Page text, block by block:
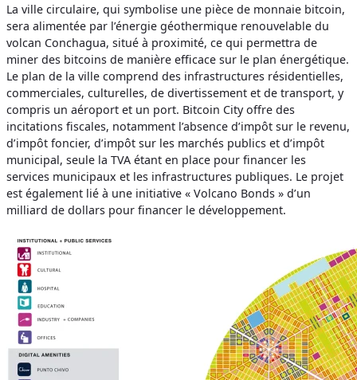
La ville circulaire, qui symbolise une pièce de monnaie bitcoin,
sera alimentée par l’énergie géothermique renouvelable du
volcan Conchagua, situé à proximité, ce qui permettra de
miner des bitcoins de manière efficace sur le plan énergétique.
Le plan de la ville comprend des infrastructures résidentielles,
commerciales, culturelles, de divertissement et de transport, y
compris un aéroport et un port. Bitcoin City offre des
incitations fiscales, notamment l’absence d’impôt sur le revenu,
d’impôt foncier, d’impôt sur les marchés publics et d’impôt
municipal, seule la TVA étant en place pour financer les
services municipaux et les infrastructures publiques. Le projet
est également lié à une initiative « Volcano Bonds » d’un
milliard de dollars pour financer le développement.